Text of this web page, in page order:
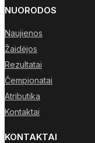
NUORODOS
Naujienos
Žaidėjos
Rezultatai
Čempionatai
Atributika
Kontaktai
KONTAKTAI